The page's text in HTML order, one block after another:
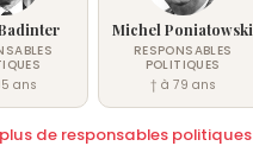
ans
Michel Poniatowski
RESPONSABLES
POLITIQUES
† à 79 ans
de responsables politiques